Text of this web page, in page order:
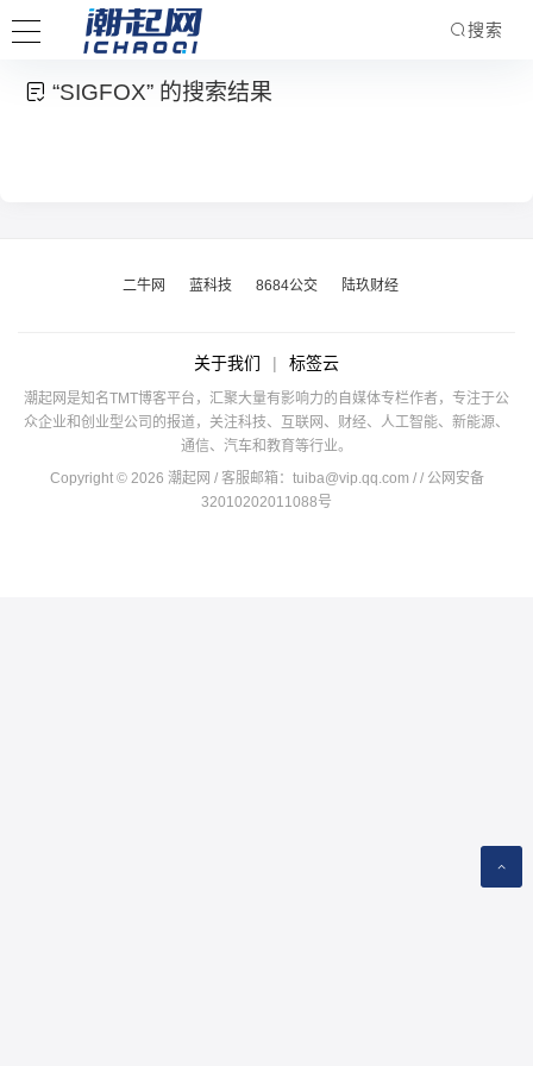
搜索
“SIGFOX” 的搜索结果
二牛网 蓝科技 8684公交 陆玖财经
关于我们 | 标签云
潮起网是知名TMT博客平台，汇聚大量有影响力的自媒体专栏作者，专注于公
众企业和创业型公司的报道，关注科技、互联网、财经、人工智能、新能源、
通信、汽车和教育等行业。
Copyright © 2026 潮起网 / 客服邮箱： tuiba@vip.qq.com / / 公网安备
32010202011088号